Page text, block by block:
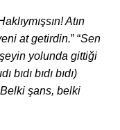
Atın
at getirdin.” “Sen
yolunda gittiği
bıdı bıdı)
Belki şans, belki